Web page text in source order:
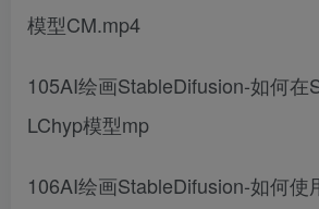
模型CM.mp4
105AI绘画StableDifusion-如何在
LChyp模型mp
106AI绘画StableDifusion-如何使